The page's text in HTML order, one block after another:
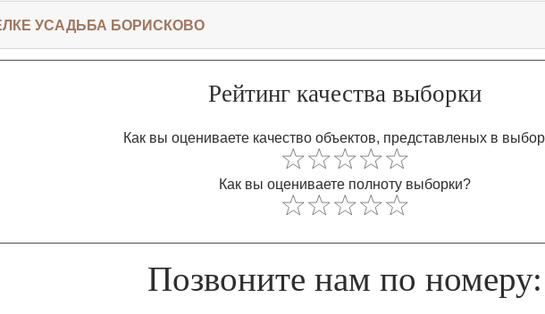
УСАДЬБА БОРИСКОВО
Рейтинг качества выборки
Как вы оцениваете качество объектов, представленых в
Как вы оцениваете полноту выборки?
Позвоните нам по номеру: